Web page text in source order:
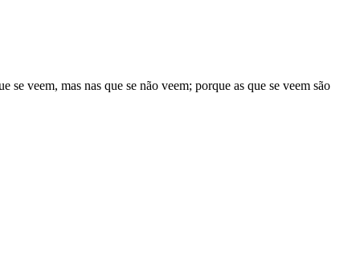
se veem, mas nas que se não veem; porque as que se veem são